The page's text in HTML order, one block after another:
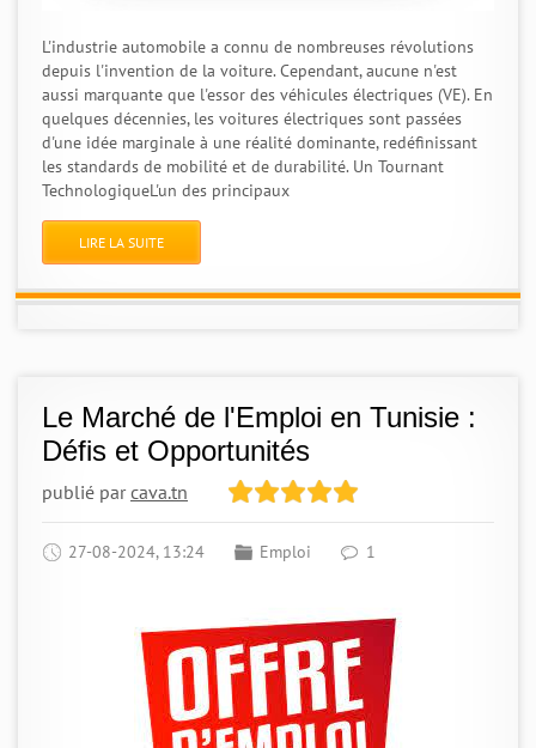
L'industrie automobile a connu de nombreuses révolutions
depuis l'invention de la voiture. Cependant, aucune n'est
aussi marquante que l'essor des véhicules électriques (VE). En
quelques décennies, les voitures électriques sont passées
d'une idée marginale à une réalité dominante, redéfinissant
les standards de mobilité et de durabilité. Un Tournant
TechnologiqueL'un des principaux
LIRE LA SUITE
Le Marché de l'Emploi en Tunisie :
Défis et Opportunités
publié parcava.tn
27-08-2024, 13:24 Emploi 1